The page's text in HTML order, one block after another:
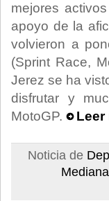
mejores
apoyo de la
volvieron a
(Sprint Race,
Jerez se ha
disfrutar y
MotoGP.
Leer
Noticia de